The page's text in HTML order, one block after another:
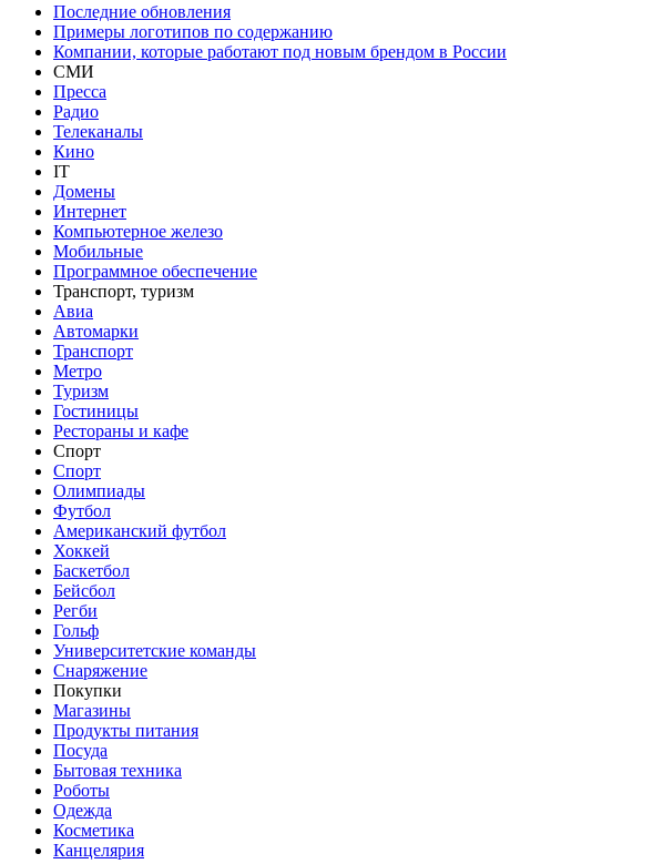
Последние обновления
Примеры логотипов по содержанию
Компании, которые работают под новым брендом в России
СМИ
Пресса
Радио
Телеканалы
Кино
IT
Домены
Интернет
Компьютерное железо
Мобильные
Программное обеспечение
Транспорт, туризм
Авиа
Автомарки
Транспорт
Метро
Туризм
Гостиницы
Рестораны и кафе
Спорт
Спорт
Олимпиады
Футбол
Американский футбол
Хоккей
Баскетбол
Бейсбол
Регби
Гольф
Университетские команды
Снаряжение
Покупки
Магазины
Продукты питания
Посуда
Бытовая техника
Роботы
Одежда
Косметика
Канцелярия